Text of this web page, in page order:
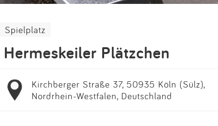
Spielplatz
Hermeskeiler Plätzchen
Kirchberger Straße 37, 50935 Köln (Sülz),
Nordrhein-Westfalen, Deutschland